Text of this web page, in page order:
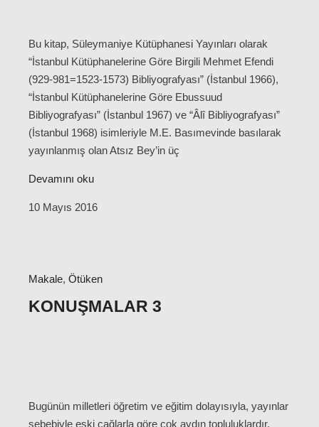
Bu kitap, Süleymaniye Kütüphanesi Yayınları olarak
“İstanbul Kütüphanelerine Göre Birgili Mehmet Efendi
(929-981=1523-1573) Bibliyografyası” (İstanbul 1966),
“İstanbul Kütüphanelerine Göre Ebussuud
Bibliyografyası” (İstanbul 1967) ve “Âlî Bibliyografyası”
(İstanbul 1968) isimleriyle M.E. Basımevinde basılarak
yayınlanmış olan Atsız Bey’in üç
Devamını oku
10 Mayıs 2016
Makale, Ötüken
KONUŞMALAR 3
Bugünün milletleri öğretim ve eğitim dolayısıyla, yayınlar
sebebiyle eski çağlarla göre çok aydın topluluklardır.